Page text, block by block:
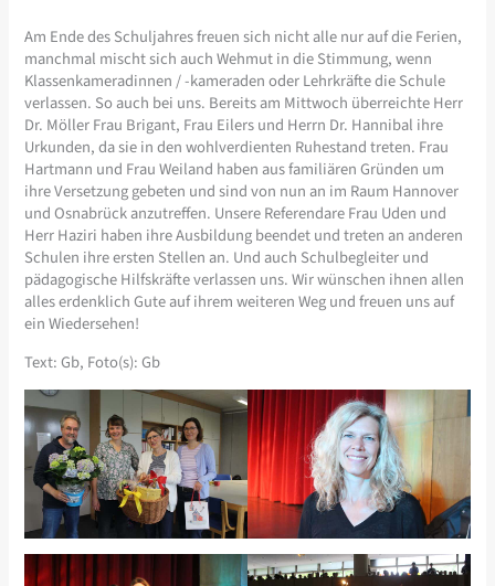
Am Ende des Schuljahres freuen sich nicht alle nur auf die Ferien,
manchmal mischt sich auch Wehmut in die Stimmung, wenn
Klassenkameradinnen / -kameraden oder Lehrkräfte die Schule
verlassen. So auch bei uns. Bereits am Mittwoch überreichte Herr
Dr. Möller Frau Brigant, Frau Eilers und Herrn Dr. Hannibal ihre
Urkunden, da sie in den wohlverdienten Ruhestand treten. Frau
Hartmann und Frau Weiland haben aus familiären Gründen um
ihre Versetzung gebeten und sind von nun an im Raum Hannover
und Osnabrück anzutreffen. Unsere Referendare Frau Uden und
Herr Haziri haben ihre Ausbildung beendet und treten an anderen
Schulen ihre ersten Stellen an. Und auch Schulbegleiter und
pädagogische Hilfskräfte verlassen uns. Wir wünschen ihnen allen
alles erdenklich Gute auf ihrem weiteren Weg und freuen uns auf
ein Wiedersehen!
Text: Gb, Foto(s): Gb